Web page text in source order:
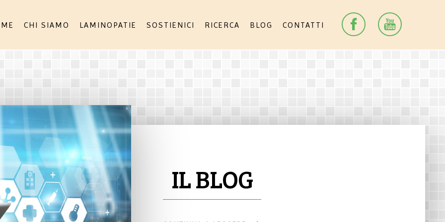
CHI SIAMO LAMINOPATIE SOSTIENICI RICERCA BLOG CONTATTI
IL BLOG